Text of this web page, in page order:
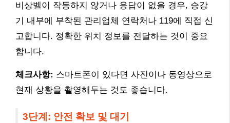
비상벨이 작동하지 않거나 응답이 없을 경우, 승강
기 내부에 부착된 관리업체 연락처나 119에 직접 신
고합니다. 정확한 위치 정보를 전달하는 것이 중요
합니다.
체크사항: 스마트폰이 있다면 사진이나 동영상으로
현재 상황을 촬영해두는 것도 좋습니다.
3단계: 안전 확보 및 대기